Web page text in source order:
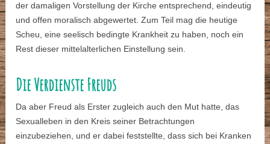
der damaligen Vorstellung der Kirche entsprechend, eindeutig
und offen moralisch abgewertet. Zum Teil mag die heutige
Scheu, eine seelisch bedingte Krankheit zu haben, noch ein
Rest dieser mittelalterlichen Einstellung sein.
Die Verdienste Freuds
Da aber Freud als Erster zugleich auch den Mut hatte, das
Sexualleben in den Kreis seiner Betrachtungen
einzubeziehen, und er dabei feststellte, dass sich bei Kranken